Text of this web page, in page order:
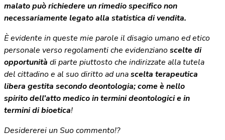
malato può richiedere un rimedio specifico non
necessariamente legato alla statistica di vendita.
È evidente in queste mie parole il disagio umano ed etico
personale verso regolamenti che evidenzianoscelte di
opportunità di parte piuttosto che indirizzate alla tutela
del cittadino e al suo diritto ad unascelta terapeutica
libera gestita secondo deontologia; come è nello
spirito dell’atto medico in termini deontologici e in
termini di bioetica!
Desidererei un Suo commento!?